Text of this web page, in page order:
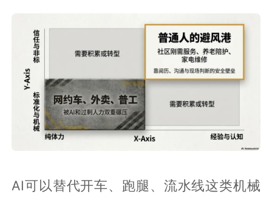
AI可以替代开车、跑腿、流水线这类机械